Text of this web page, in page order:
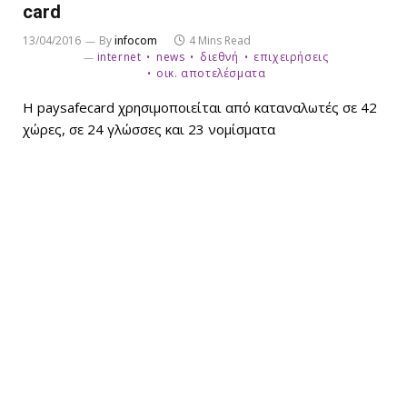
card
13/04/2016 Byinfocom
4 Mins Read
internet
news διεθνή
επιχειρήσεις
οικ. αποτελέσματα
H paysafecard χρησιμοποιείται από καταναλωτές σε 42
χώρες, σε 24 γλώσσες και 23 νομίσματα